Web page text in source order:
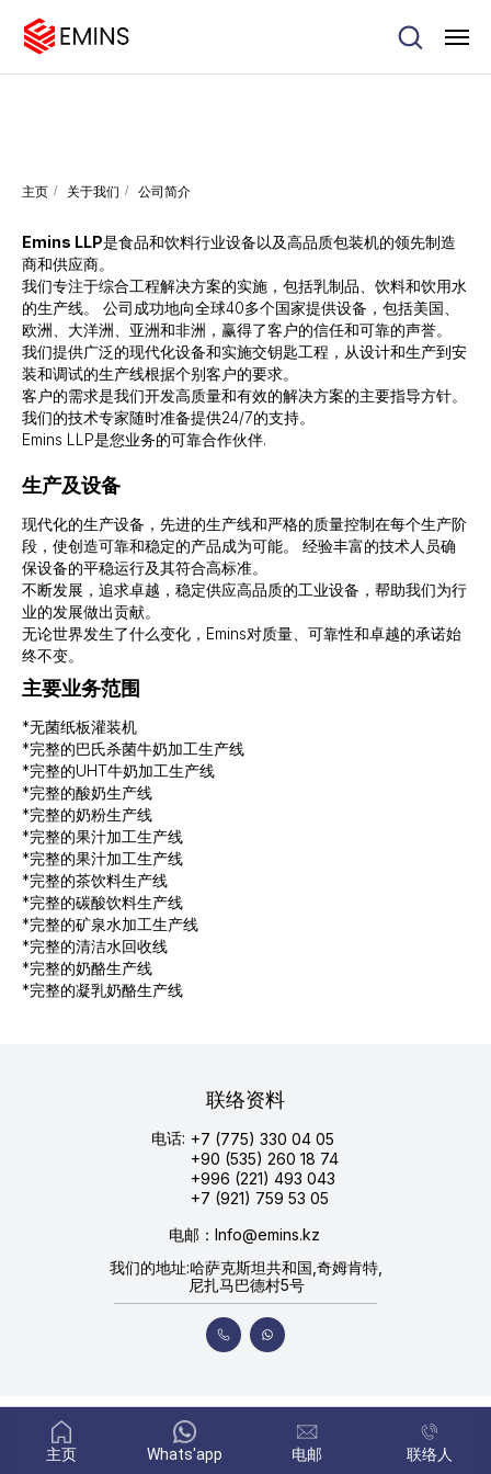
主页 / 关于我们 / 公司简介
Emins LLP是食品和饮料行业设备以及高品质包装机的领先制造
商和供应商。
我们专注于综合工程解决方案的实施，包括乳制品、饮料和饮用水
的生产线。 公司成功地向全球40多个国家提供设备，包括美国、
欧洲、大洋洲、亚洲和非洲，赢得了客户的信任和可靠的声誉。
我们提供广泛的现代化设备和实施交钥匙工程，从设计和生产到安
装和调试的生产线根据个别客户的要求。
客户的需求是我们开发高质量和有效的解决方案的主要指导方针。
我们的技术专家随时准备提供24/7的支持。
Emins LLP是您业务的可靠合作伙伴.
生产及设备
现代化的生产设备，先进的生产线和严格的质量控制在每个生产阶
段，使创造可靠和稳定的产品成为可能。 经验丰富的技术人员确
保设备的平稳运行及其符合高标准。
不断发展，追求卓越，稳定供应高品质的工业设备，帮助我们为行
业的发展做出贡献。
无论世界发生了什么变化，Emins对质量、可靠性和卓越的承诺始
终不变。
主要业务范围
*无菌纸板灌装机
*完整的巴氏杀菌牛奶加工生产线
*完整的UHT牛奶加工生产线
*完整的酸奶生产线
*完整的奶粉生产线
*完整的果汁加工生产线
*完整的果汁加工生产线
*完整的茶饮料生产线
*完整的碳酸饮料生产线
*完整的矿泉水加工生产线
*完整的清洁水回收线
*完整的奶酪生产线
*完整的凝乳奶酪生产线
+7 (775) 330 04 05
+90 (535) 260 18 74
+996 (221) 493 043
+7 (921) 759 53 05
我们的地址:哈萨克斯坦共和国,奇姆肯特,
尼扎马巴德村5号
电邮：Info@emins.kz
电话:
联络资料
主页 Whats'app 电邮 联络人